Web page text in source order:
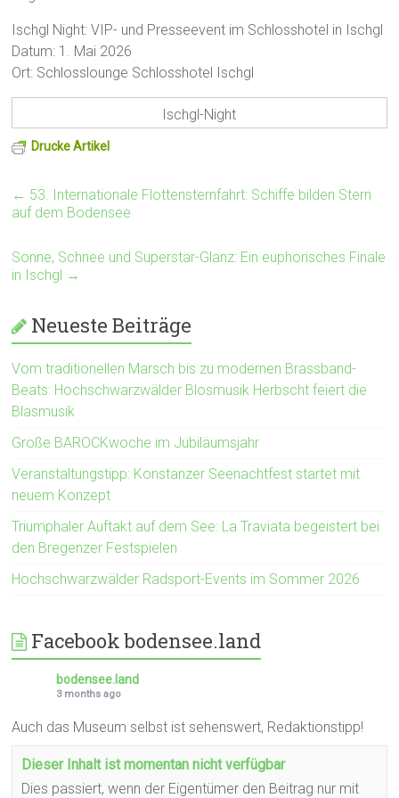
Ischgl Night: VIP- und Presseevent im Schlosshotel in Ischgl
Datum: 1. Mai 2026
Ort: Schlosslounge Schlosshotel Ischgl
Ischgl-Night
Drucke Artikel
← 53. Internationale Flottensternfahrt: Schiffe bilden Stern
auf dem Bodensee
Sonne, Schnee und Superstar-Glanz: Ein euphorisches Finale
in Ischgl →
Neueste Beiträge
Vom traditionellen Marsch bis zu modernen Brassband-
Beats: Hochschwarzwälder Blosmusik Herbscht feiert die
Blasmusik
Große BAROCKwoche im Jubiläumsjahr
Veranstaltungstipp: Konstanzer Seenachtfest startet mit
neuem Konzept
Triumphaler Auftakt auf dem See: La Traviata begeistert bei
den Bregenzer Festspielen
Hochschwarzwälder Radsport-Events im Sommer 2026
Facebook bodensee.land
bodensee.land
3 months ago
Auch das Museum selbst ist sehenswert, Redaktionstipp!
Dieser Inhalt ist momentan nicht verfügbar
Dies passiert, wenn der Eigentümer den Beitrag nur mit